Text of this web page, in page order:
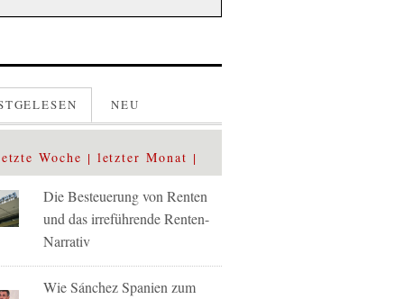
NEU
Woche letzter Monat
Die Besteuerung von Renten
und das irreführende Renten-
Narrativ
Wie Sánchez Spanien zum